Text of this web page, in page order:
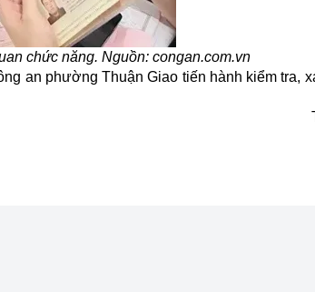
chức năng. Nguồn: congan.com.vn
an phường Thuận Giao tiến hành kiểm tra,